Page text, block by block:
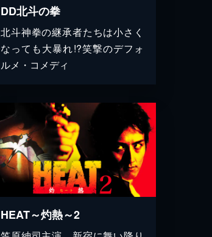
DD北斗の拳
北斗神拳の継承者たちは小さく
なっても大暴れ!?笑撃のデフォ
ルメ・コメディ
HEAT～灼熱～2